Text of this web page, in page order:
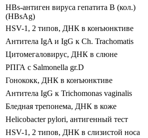
HBs-антиген вируса гепатита В (кол.)
(HBsAg)
HSV-1, 2 типов, ДНК в конъюнктиве
Антитела IgA и IgG к Ch. Trachomatis
Цитомегаловирус, ДНК в слюне
РПГА с Salmonella gr.D
Гонококк, ДНК в конъюнктиве
Антитела IgG к Trichomonas vaginalis
Бледная трепонема, ДНК в коже
Helicobacter pylori, антигенный тест
HSV-1, 2 типов, ДНК в слизистой носа